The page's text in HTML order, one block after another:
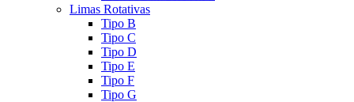
Limas Rotativas
Tipo B
Tipo C
Tipo D
Tipo E
Tipo F
Tipo G